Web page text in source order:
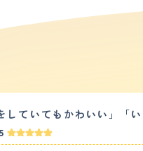
していてもかわいい」「
5